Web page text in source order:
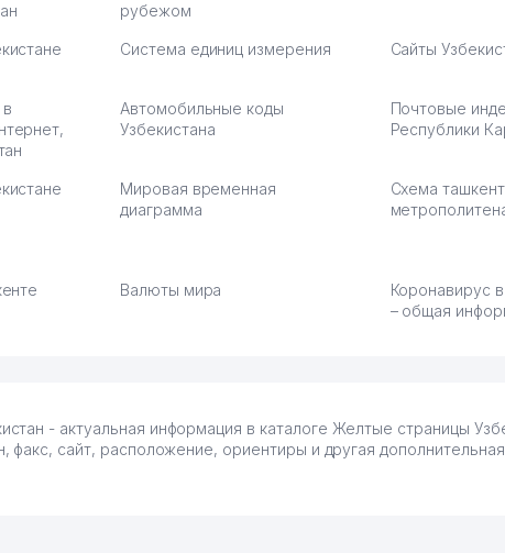
рубежом
Система единиц измерения Сайты
Автомобильные коды
Узбекистана
Почтовые
Республики
Мировая временная
диаграмма
Схема
Валюты мира
Коронавирус
– общая
- актуальная информация в каталоге Желтые страницы
факс, сайт, расположение, ориентиры и другая